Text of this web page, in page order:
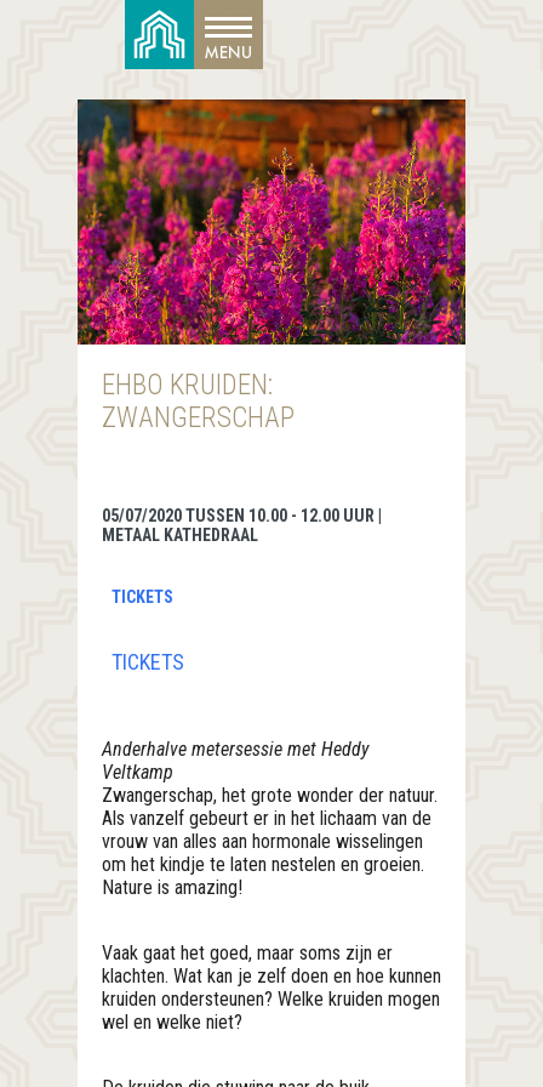
EHBO KRUIDEN:
ZWANGERSCHAP
05/07/2020 TUSSEN 10.00 - 12.00 UUR |
METAAL KATHEDRAAL
TICKETS
TICKETS
Anderhalve metersessie met Heddy
Veltkamp
Zwangerschap, het grote wonder der natuur.
Als vanzelf gebeurt er in het lichaam van de
vrouw van alles aan hormonale wisselingen
om het kindje te laten nestelen en groeien.
Nature is amazing!
Vaak gaat het goed, maar soms zijn er
klachten. Wat kan je zelf doen en hoe kunnen
kruiden ondersteunen? Welke kruiden mogen
wel en welke niet?